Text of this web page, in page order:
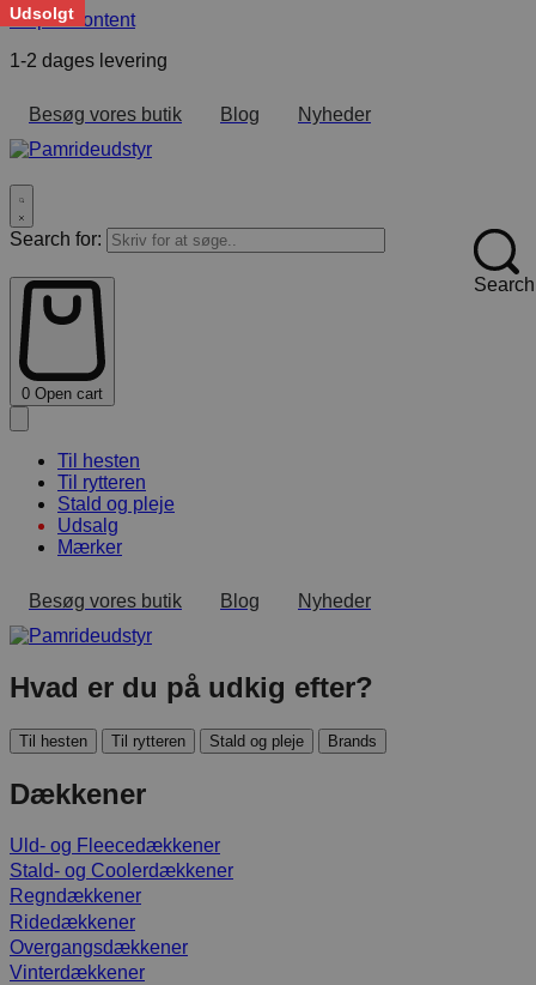
Skip to content
1-2 dages levering
Besøg vores butik Blog Nyheder
Search for:
Search
0 Open cart
Til hesten
Til rytteren
Stald og pleje
Udsalg
Mærker
Besøg vores butik Blog Nyheder
Hvad er du på udkig efter?
Til hesten Til rytteren Stald og pleje Brands
Dækkener
Uld- og Fleecedækkener
Stald- og Coolerdækkener
Regndækkener
Ridedækkener
Overgangsdækkener
Vinterdækkener
Udsolgt